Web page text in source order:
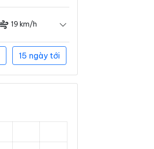
19 km/h
15 ngày tới